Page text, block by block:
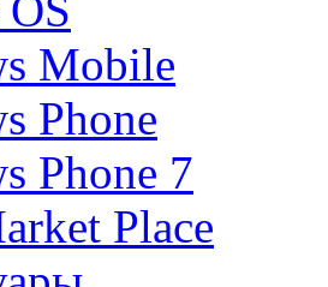
Mobile
Phone
Phone 7
Place